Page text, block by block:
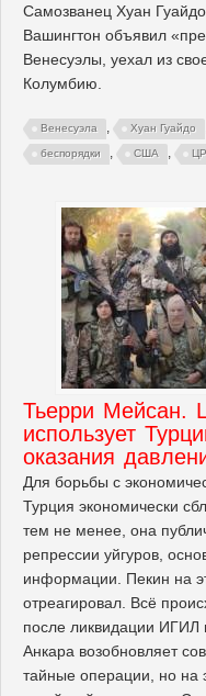
Самозванец Хуан
Вашингтон объявил
Венесуэлы, уехал из
Колумбию.
Венесуэла , Хуан Гуайдо
беспорядки , США ,
Тьерри Мейсан.
использует
оказания
Для борьбы с
Турция экономически
тем не менее, она
репрессии уйгуров,
информации. Пекин на
отреагировал. Всё
после ликвидации ИГИЛ
Анкара возобновляет
тайные операции, но на